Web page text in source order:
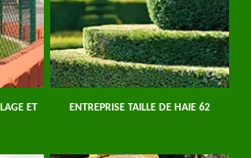
ET
ENTREPRISE TAILLE DE HAIE 62